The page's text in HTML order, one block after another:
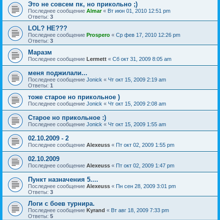
Это не совсем пк, но прикольно ;)
Последнее сообщение Almar« Вт июн 01, 2010 12:51 pm
Ответы: 3
LOL? HE???
Последнее сообщение Prospero « Ср фев 17, 2010 12:26 pm
Ответы: 3
Маразм
Последнее сообщение Lermett « Сб окт 31, 2009 8:05 am
меня поджилали...
Последнее сообщение Jonick « Чт окт 15, 2009 2:19 am
Ответы: 1
тоже старое но прикольное )
Последнее сообщение Jonick « Чт окт 15, 2009 2:08 am
Старое но прикольное :)
Последнее сообщение Jonick « Чт окт 15, 2009 1:55 am
02.10.2009 - 2
Последнее сообщение Alexeuss « Пт окт 02, 2009 1:55 pm
02.10.2009
Последнее сообщение Alexeuss « Пт окт 02, 2009 1:47 pm
Пункт назначения 5....
Последнее сообщение Alexeuss « Пн сен 28, 2009 3:01 pm
Ответы: 3
Логи с боев турнира.
Последнее сообщение Kyrand « Вт авг 18, 2009 7:33 pm
Ответы: 5